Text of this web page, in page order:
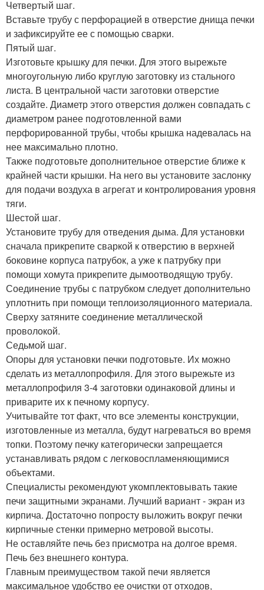
Четвертый шаг.
Вставьте трубу с перфорацией в отверстие днища печки
и зафиксируйте ее с помощью сварки.
Пятый шаг.
Изготовьте крышку для печки. Для этого вырежьте
многоугольную либо круглую заготовку из стального
листа. В центральной части заготовки отверстие
создайте. Диаметр этого отверстия должен совпадать с
диаметром ранее подготовленной вами
перфорированной трубы, чтобы крышка надевалась на
нее максимально плотно.
Также подготовьте дополнительное отверстие ближе к
крайней части крышки. На него вы установите заслонку
для подачи воздуха в агрегат и контролирования уровня
тяги.
Шестой шаг.
Установите трубу для отведения дыма. Для установки
сначала прикрепите сваркой к отверстию в верхней
боковине корпуса патрубок, а уже к патрубку при
помощи хомута прикрепите дымоотводящую трубу.
Соединение трубы с патрубком следует дополнительно
уплотнить при помощи теплоизоляционного материала.
Сверху затяните соединение металлической
проволокой.
Седьмой шаг.
Опоры для установки печки подготовьте. Их можно
сделать из металлопрофиля. Для этого вырежьте из
металлопрофиля 3-4 заготовки одинаковой длины и
приварите их к печному корпусу.
Учитывайте тот факт, что все элементы конструкции,
изготовленные из металла, будут нагреваться во время
топки. Поэтому печку категорически запрещается
устанавливать рядом с легковоспламеняющимися
объектами.
Специалисты рекомендуют укомплектовывать такие
печи защитными экранами. Лучший вариант - экран из
кирпича. Достаточно попросту выложить вокруг печки
кирпичные стенки примерно метровой высоты.
Не оставляйте печь без присмотра на долгое время.
Печь без внешнего контура.
Главным преимуществом такой печи является
максимальное удобство ее очистки от отходов,